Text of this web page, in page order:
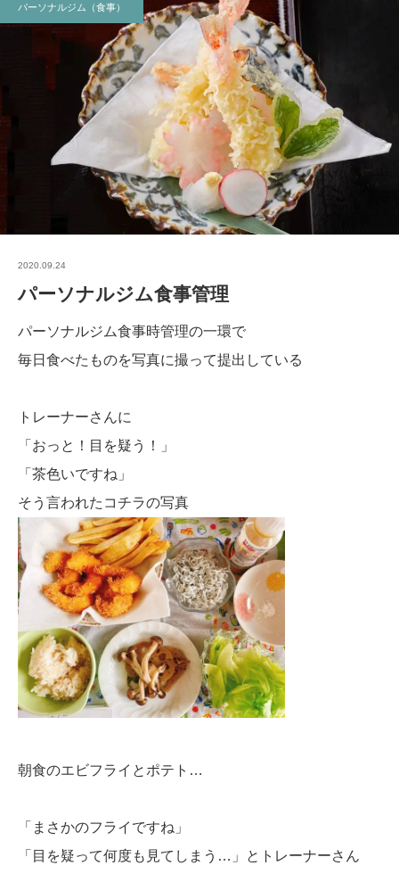
パーソナルジム（食事）
2020.09.24
パーソナルジム食事管理
パーソナルジム食事時管理の一環で
毎日食べたものを写真に撮って提出している
トレーナーさんに
「おっと！目を疑う！」
「茶色いですね」
そう言われたコチラの写真
朝食のエビフライとポテト…
「まさかのフライですね」
「目を疑って何度も見てしまう…」とトレーナーさん